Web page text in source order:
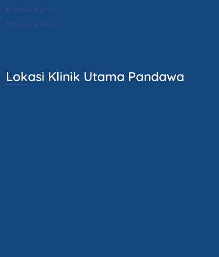
Kontak Kami
Privacy Policy
Lokasi Klinik Utama Pandawa